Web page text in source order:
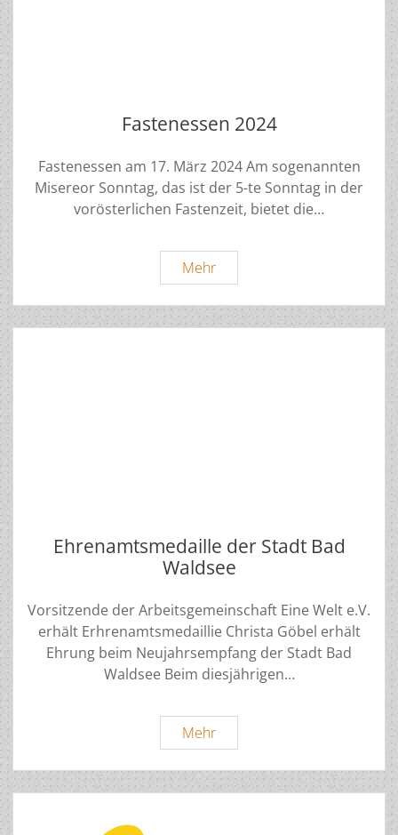
Fastenessen 2024
Fastenessen am 17. März 2024 Am sogenannten
Misereor Sonntag, das ist der 5-te Sonntag in der
vorösterlichen Fastenzeit, bietet die…
MehrFastenessen
2024
Ehrenamtsmedaille der Stadt Bad
Waldsee
Vorsitzende der Arbeitsgemeinschaft Eine Welt e.V.
erhält Erhrenamtsmedaillie Christa Göbel erhält
Ehrung beim Neujahrsempfang der Stadt Bad
Waldsee Beim diesjährigen…
MehrEhrenamtsmedaille
der
Stadt
Bad